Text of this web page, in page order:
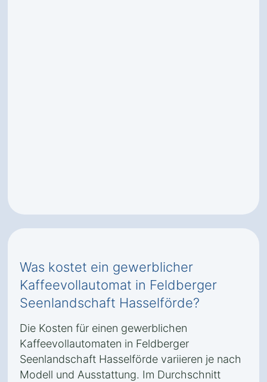
Was kostet ein gewerblicher
Kaffeevollautomat in Feldberger
Seenlandschaft Hasselförde?
Die Kosten für einen gewerblichen
Kaffeevollautomaten in Feldberger
Seenlandschaft Hasselförde variieren je nach
Modell und Ausstattung. Im Durchschnitt